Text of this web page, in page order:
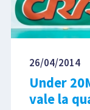
26/04/2014
Under
vale la